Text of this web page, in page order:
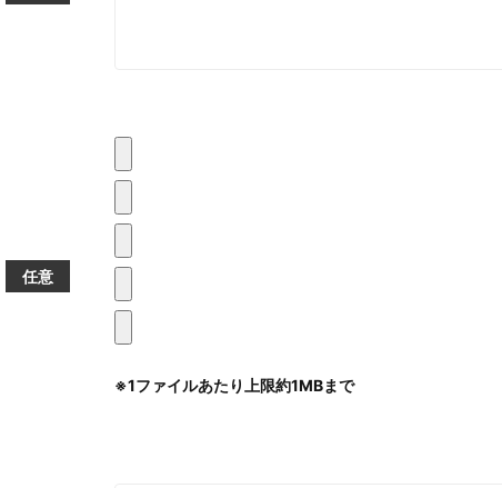
任意
※1ファイルあたり上限約1MBまで